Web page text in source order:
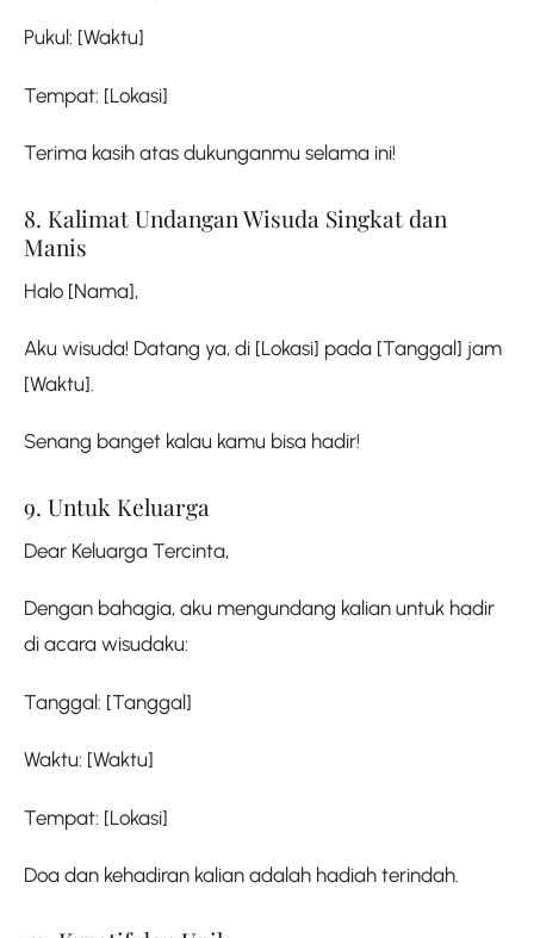
Pukul: [Waktu]
Tempat: [Lokasi]
Terima kasih atas dukunganmu selama ini!
8. Kalimat Undangan Wisuda Singkat dan
Manis
Halo [Nama],
Aku wisuda! Datang ya, di [Lokasi] pada [Tanggal] jam
[Waktu].
Senang banget kalau kamu bisa hadir!
9. Untuk Keluarga
Dear Keluarga Tercinta,
Dengan bahagia, aku mengundang kalian untuk hadir
di acara wisudaku:
Tanggal: [Tanggal]
Waktu: [Waktu]
Tempat: [Lokasi]
Doa dan kehadiran kalian adalah hadiah terindah.